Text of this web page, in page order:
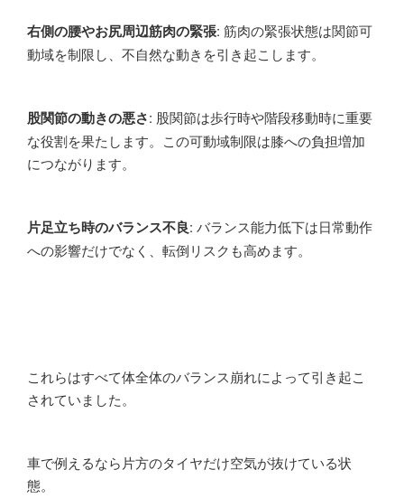
右側の腰やお尻周辺筋肉の緊張: 筋肉の緊張状態は関節可
動域を制限し、不自然な動きを引き起こします。
股関節の動きの悪さ: 股関節は歩行時や階段移動時に重要
な役割を果たします。この可動域制限は膝への負担増加
につながります。
片足立ち時のバランス不良: バランス能力低下は日常動作
への影響だけでなく、転倒リスクも高めます。
これらはすべて体全体のバランス崩れによって引き起こ
されていました。
車で例えるなら片方のタイヤだけ空気が抜けている状
態。